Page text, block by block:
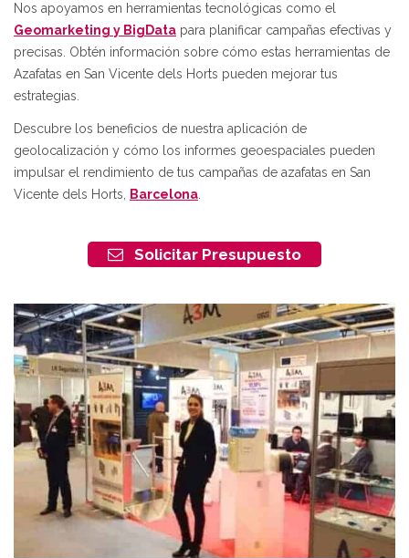
Nos apoyamos en herramientas tecnológicas como el
Geomarketing y BigData para planificar campañas efectivas y
precisas. Obtén información sobre cómo estas herramientas de
Azafatas en San Vicente dels Horts pueden mejorar tus
estrategias.
Descubre los beneficios de nuestra aplicación de
geolocalización y cómo los informes geoespaciales pueden
impulsar el rendimiento de tus campañas de azafatas en San
Vicente dels Horts,
Barcelona
Solicitar Presupuesto